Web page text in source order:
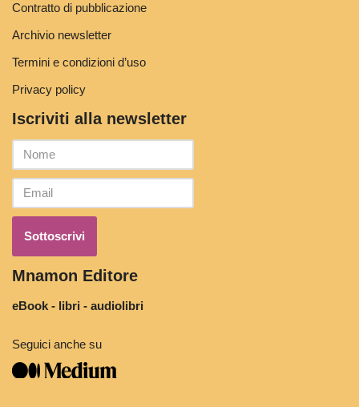
Contratto di pubblicazione
Archivio newsletter
Termini e condizioni d’uso
Privacy policy
Iscriviti alla newsletter
Mnamon Editore
eBook - libri - audiolibri
Seguici anche su